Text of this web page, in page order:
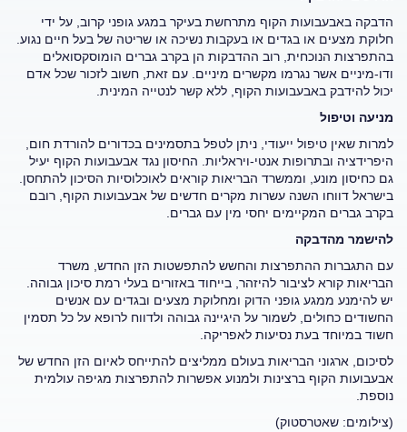
הדבקה באבעבועות הקוף מתרחשת בעיקר במגע גופני קרוב, על ידי
חלוקת מצעים או בגדים או בעקבות נשיכה או שריטה של בעל חיים נגוע.
בהתפרצות הנוכחית, רוב ההדבקות הן בקרב גברים הומוסקסואלים
ודו-מיניים אשר נגרמו מקשרים מיניים. עם זאת, חשוב לזכור שכל אדם
יכול להידבק באבעבועות הקוף, ללא קשר לנטייה המינית.
מניעה וטיפול
למרות שאין טיפול ייעודי, ניתן לטפל בתסמינים בכדורים להורדת חום,
היפרידציה ובתרופות אנטי-ויראליות. החיסון נגד אבעבועות הקוף יעיל
גם כחיסון מונע, וממשרד הבריאות קוראים לאוכלוסיות הסיכון להתחסן.
בישראל דווחו השנה עשרות מקרים חדשים של אבעבועות הקוף, רובם
בקרב גברים המקיימים יחסי מין עם גברים.
להישמר מהדבקה
עם התגברות ההתפרצות והחשש להתפשטות הזן החדש, משרד
הבריאות קורא לציבור להיזהר, בייחוד באזורים בעלי רמת סיכון גבוהה.
יש להימנע ממגע גופני הדוק ומחלוקת מצעים ובגדים עם אנשים
החשודים כחולים, לשמור על היגיינה גבוהה ולדווח לרופא על כל תסמין
חשוד במיוחד בעת נסיעות לאפריקה.
לסיכום, ארגוני הבריאות בעולם ממליצים להתייחס לאיום הזן החדש של
אבעבועות הקוף ברצינות ולמנוע אפשרות להתפרצות מגיפה עולמית
נוספת.
(צילומים: שאטרסטוק)